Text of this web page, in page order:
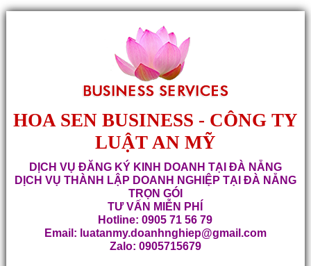
HOA SEN BUSINESS - CÔNG TY
LUẬT AN MỸ
DỊCH VỤ ĐĂNG KÝ KINH DOANH TẠI ĐÀ NẴNG
DỊCH VỤ THÀNH LẬP DOANH NGHIỆP TẠI ĐÀ NẴNG
TRỌN GÓI
TƯ VẤN MIỄN PHÍ
Hotline: 0905 71 56 79
Email: luatanmy.doanhnghiep@gmail.com
Zalo: 0905715679